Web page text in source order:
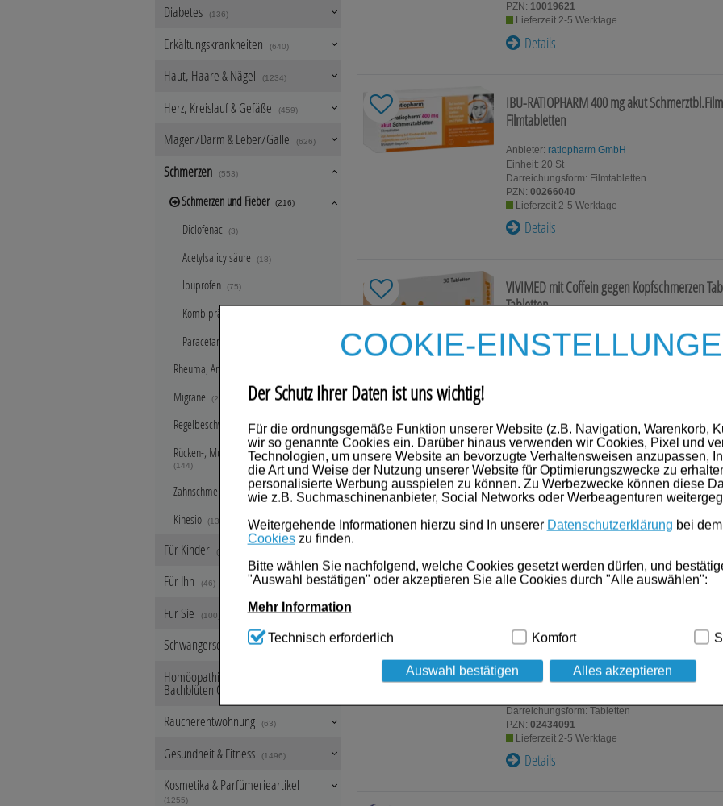
COOKIE-
Der Schutz Ihrer Daten ist uns wichtig!
Für die ordnungsgemäße Funktion unserer Website (z.B. Navigation, Warenkorb,
wir so genannte Cookies ein. Darüber hinaus verwenden wir Cookies, Pixel und
Technologien, um unsere Website an bevorzugte Verhaltensweisen anzupassen,
die Art und Weise der Nutzung unserer Website für Optimierungszwecke zu
personalisierte Werbung ausspielen zu können. Zu Werbezwecke können diese
wie z.B. Suchmaschinenanbieter, Social Networks oder Werbeagenturen
Weitergehende Informationen hierzu sind In unserer Datenschutzerklärung bei
Cookieszu finden.
Bitte wählen Sie nachfolgend, welche Cookies gesetzt werden dürfen, und
"Auswahl bestätigen" oder akzeptieren Sie alle Cookies durch "Alle auswählen":
Mehr Information
Technisch Notwendig:Hierbei handelt es sich um Cookies, die für die
Website notwendig sind (z.B. Navigation, Warenkorb, Kundenkonto), weshalb auf
beispielsweise für die Wiedererkennung des Besuchers oder unsere Seite an
Verhaltensweisen (z.B. Spracheinstellung) anzupassen. Komfort-Cookies
Ihre Bedürfnisse zugeschrittene Inhalte anzuzeigen und unser Partnerprogramm zu
Statistik & Tracking:
Hierüber lassen sich Informationen über die Art und Weise
Website sammeln, mit deren Hilfe wir unsere Website weiter für Sie optimieren
unserer Website aber auch die Werbung auf Drittseiten möglichst relevant für Sie
Technisch erforderlich Komfort
Auswahl bestätigen Alles akzeptieren
PZN: 10019621
Lieferzeit 2-5 Werktage
Details
IBU-RATIOPHARM 400 mg akut
Filmtabletten
Anbieter: ratiopharm GmbH
Einheit: 20 St
Darreichungsform: Filmtabletten
PZN: 00266040
Lieferzeit 2-5 Werktage
Details
VIVIMED mit Coffein gegen Kopfschmerzen
Tabletten
Anbieter: Dr. Gerhard Mann Chem.-pharm.Fabrik
GmbH
Details
DICLOFENAC-ratiopharm Schmerzpflaster10
Einheit: 10St
Lieferzeit 2-5 Werktage
Anbieter: Kenvue Germany GmbH (OTC)
Darreichungsform: Tabletten
PZN: 02434091
Lieferzeit 2-5 Werktage
Details
Diabetes (136)
Erkältungskrankheiten (640)
Haut, Haare & Nägel (1234)
Herz, Kreislauf & Gefäße (459)
Magen/Darm & Leber/Galle (626)
Schmerzen (553)
Schmerzen und Fieber (216)
Diclofenac (3)
Acetylsalicylsäure (18)
Ibuprofen (75)
Kombipräparate
Paracetamol
Rheuma, Arthrose
Migräne (24)
Regelbeschwerden & PMS (9)
Rücken-, Muskel- & Gelenkschmerzen
(144)
Zahnschmerzen (12)
Kinesio (13)
Für Kinder (108)
Für Ihn (46)
Für Sie (100)
Schwangerschaft & Stillzeit
Homöopathie, Schüsslersalze &
Bachblüten Original
Raucherentwöhnung (63)
Gesundheit & Fitness (1496)
Kosmetika & Parfümerieartikel
(1255)